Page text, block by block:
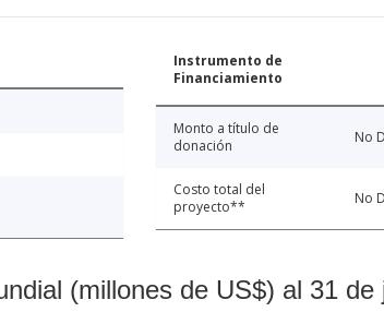
Instrumento de
Financiamiento
Monto a título de
donación
No
Costo total del
proyecto**
No
(millones de US$) al 31 de